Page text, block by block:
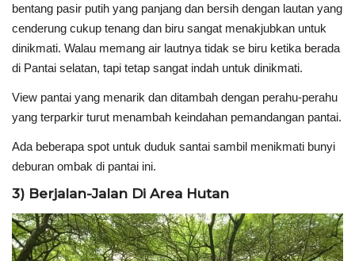
bentang pasir putih yang panjang dan bersih dengan lautan yang
cenderung cukup tenang dan biru sangat menakjubkan untuk
dinikmati. Walau memang air lautnya tidak se biru ketika berada
di Pantai selatan, tapi tetap sangat indah untuk dinikmati.
View pantai yang menarik dan ditambah dengan perahu-perahu
yang terparkir turut menambah keindahan pemandangan pantai.
Ada beberapa spot untuk duduk santai sambil menikmati bunyi
deburan ombak di pantai ini.
3) Berjalan-Jalan Di Area Hutan